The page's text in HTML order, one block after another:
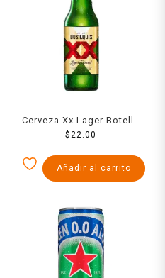
Cerveza Xx Lager Botella
355 Ml
$ 22.00
Añadir al carrito